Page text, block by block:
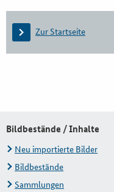
Zur Startseite
Bildbestände / Inhalte
Neu importierte Bilder
Bildbestände
Sammlungen